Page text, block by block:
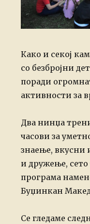
Како и секој
со безбројни
поради
активности за
Два нинџа
часови за
знаење, вкусни
и дружење, сето
програма
Буџинкан
Се гледаме